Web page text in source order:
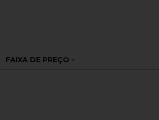
FAIXA DE PREÇO